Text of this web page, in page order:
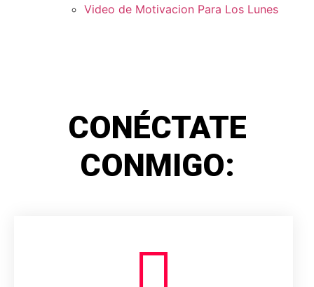
Video de Motivacion Para Los Lunes
CONÉCTATE
CONMIGO: